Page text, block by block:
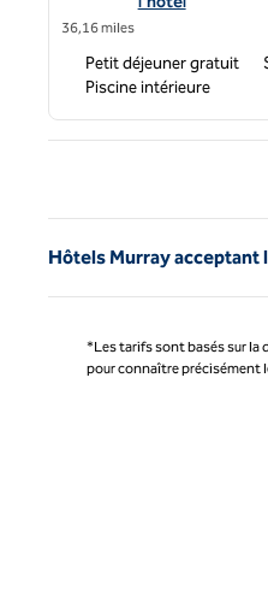
36,16 miles
Petit déjeuner gratuit
Piscine intérieure
Hôtels Murray acceptant
*Les tarifs sont basés sur la
pour connaître précisément